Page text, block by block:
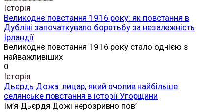
Історія
Великоднє повстання 1916 року: як повстання в
Дубліні започаткувало боротьбу за незалежність
Ірландії
Великоднє повстання 1916 року стало однією з
найважливіших
0
Історія
Дьєрдь Дожа: лицар, який очолив найбільше
селянське повстання в історії Угорщини
Ім’я Дьєрдя Дожі нерозривно пов’